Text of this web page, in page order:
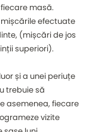
masă.
efectuate
(mișcări de jos
superiori).
și a unei periuțe
trebuie să
asemenea, fiecare
vizite